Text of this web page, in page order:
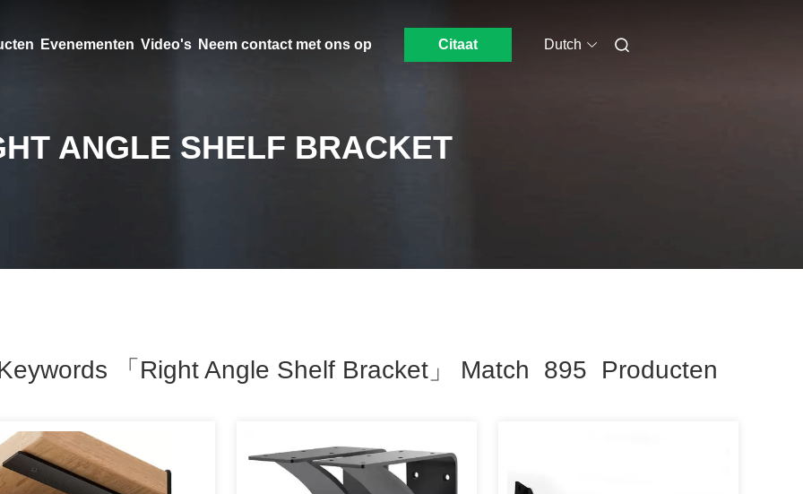
Evenementen Video's Neem contact met ons op Citaat Dutch
ANGLE SHELF BRACKET
「right Angle Shelf Bracket」 Match 895 Producten